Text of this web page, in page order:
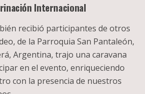
Internacional
recibió participantes de otros
de la Parroquia San Pantaleón,
Argentina, trajo una caravana
en el evento, enriqueciendo
con la presencia de nuestros